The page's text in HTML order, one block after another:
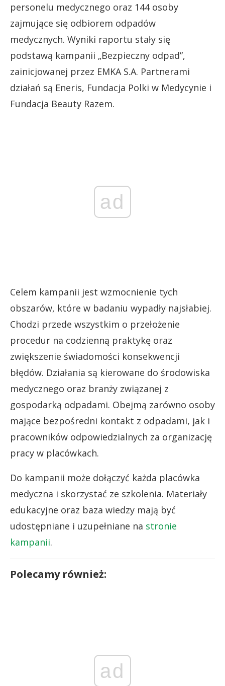
personelu medycznego oraz 144 osoby
zajmujące się odbiorem odpadów
medycznych. Wyniki raportu stały się
podstawą kampanii „Bezpieczny odpad”,
zainicjowanej przez EMKA S.A. Partnerami
działań są Eneris, Fundacja Polki w Medycynie i
Fundacja Beauty Razem.
ad
Celem kampanii jest wzmocnienie tych
obszarów, które w badaniu wypadły najsłabiej.
Chodzi przede wszystkim o przełożenie
procedur na codzienną praktykę oraz
zwiększenie świadomości konsekwencji
błędów. Działania są kierowane do środowiska
medycznego oraz branży związanej z
gospodarką odpadami. Obejmą zarówno osoby
mające bezpośredni kontakt z odpadami, jak i
pracowników odpowiedzialnych za organizację
pracy w placówkach.
Do kampanii może dołączyć każda placówka
medyczna i skorzystać ze szkolenia. Materiały
edukacyjne oraz baza wiedzy mają być
udostępniane i uzupełniane na stronie
kampanii.
Polecamy również:
ad